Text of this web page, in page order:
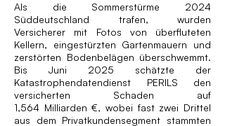
Als die Sommerstürme 2024
Süddeutschland trafen, wurden
Versicherer mit Fotos von überfluteten
Kellern, eingestürzten Gartenmauern und
zerstörten Bodenbelägen überschwemmt.
Bis Juni 2025 schätzte der
Katastrophendatendienst PERILS den
versicherten Schaden auf
1,564 Milliarden €, wobei fast zwei Drittel
aus dem Privatkundensegment stammten